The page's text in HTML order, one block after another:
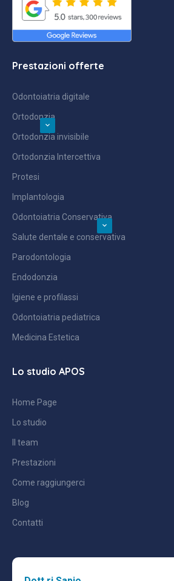
Prestazioni offerte
Odontoiatria digitale
Ortodonzia
Ortodonzia invisibile
Ortodonzia Intercettiva
Protesi
Implantologia
Odontoiatria Conservativa
Salute dentale e conservativa
Parodontologia
Endodonzia
Igiene e profilassi
Odontoiatria pediatrica
Medicina Estetica
Lo studio APOS
Home Page
Lo studio
Il team
Prestazioni
Come raggiungerci
Blog
Contatti